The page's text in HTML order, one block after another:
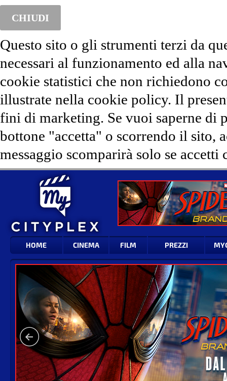
CHIUDI
Questo sito o gli strumenti terzi da
necessari al funzionamento ed alla
cookie statistici che non richiedono
illustrate nella cookie policy. Il
fini di marketing. Se vuoi saperne di
bottone "accetta" o scorrendo il sito,
messaggio scomparirà solo se
HOME CINEMA FILM PREZZI